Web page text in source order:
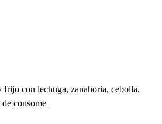
frijo con lechuga, zanahoria, cebolla,
consome